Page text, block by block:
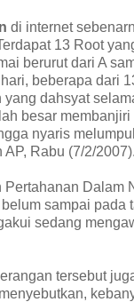
di internet
13 Root
berurut dari A
beberapa dari
dahsyat
besar membanjiri
nyaris
Rabu (7/2/2007).
Pertahanan Dalam
sampai pada
sedang
tersebut